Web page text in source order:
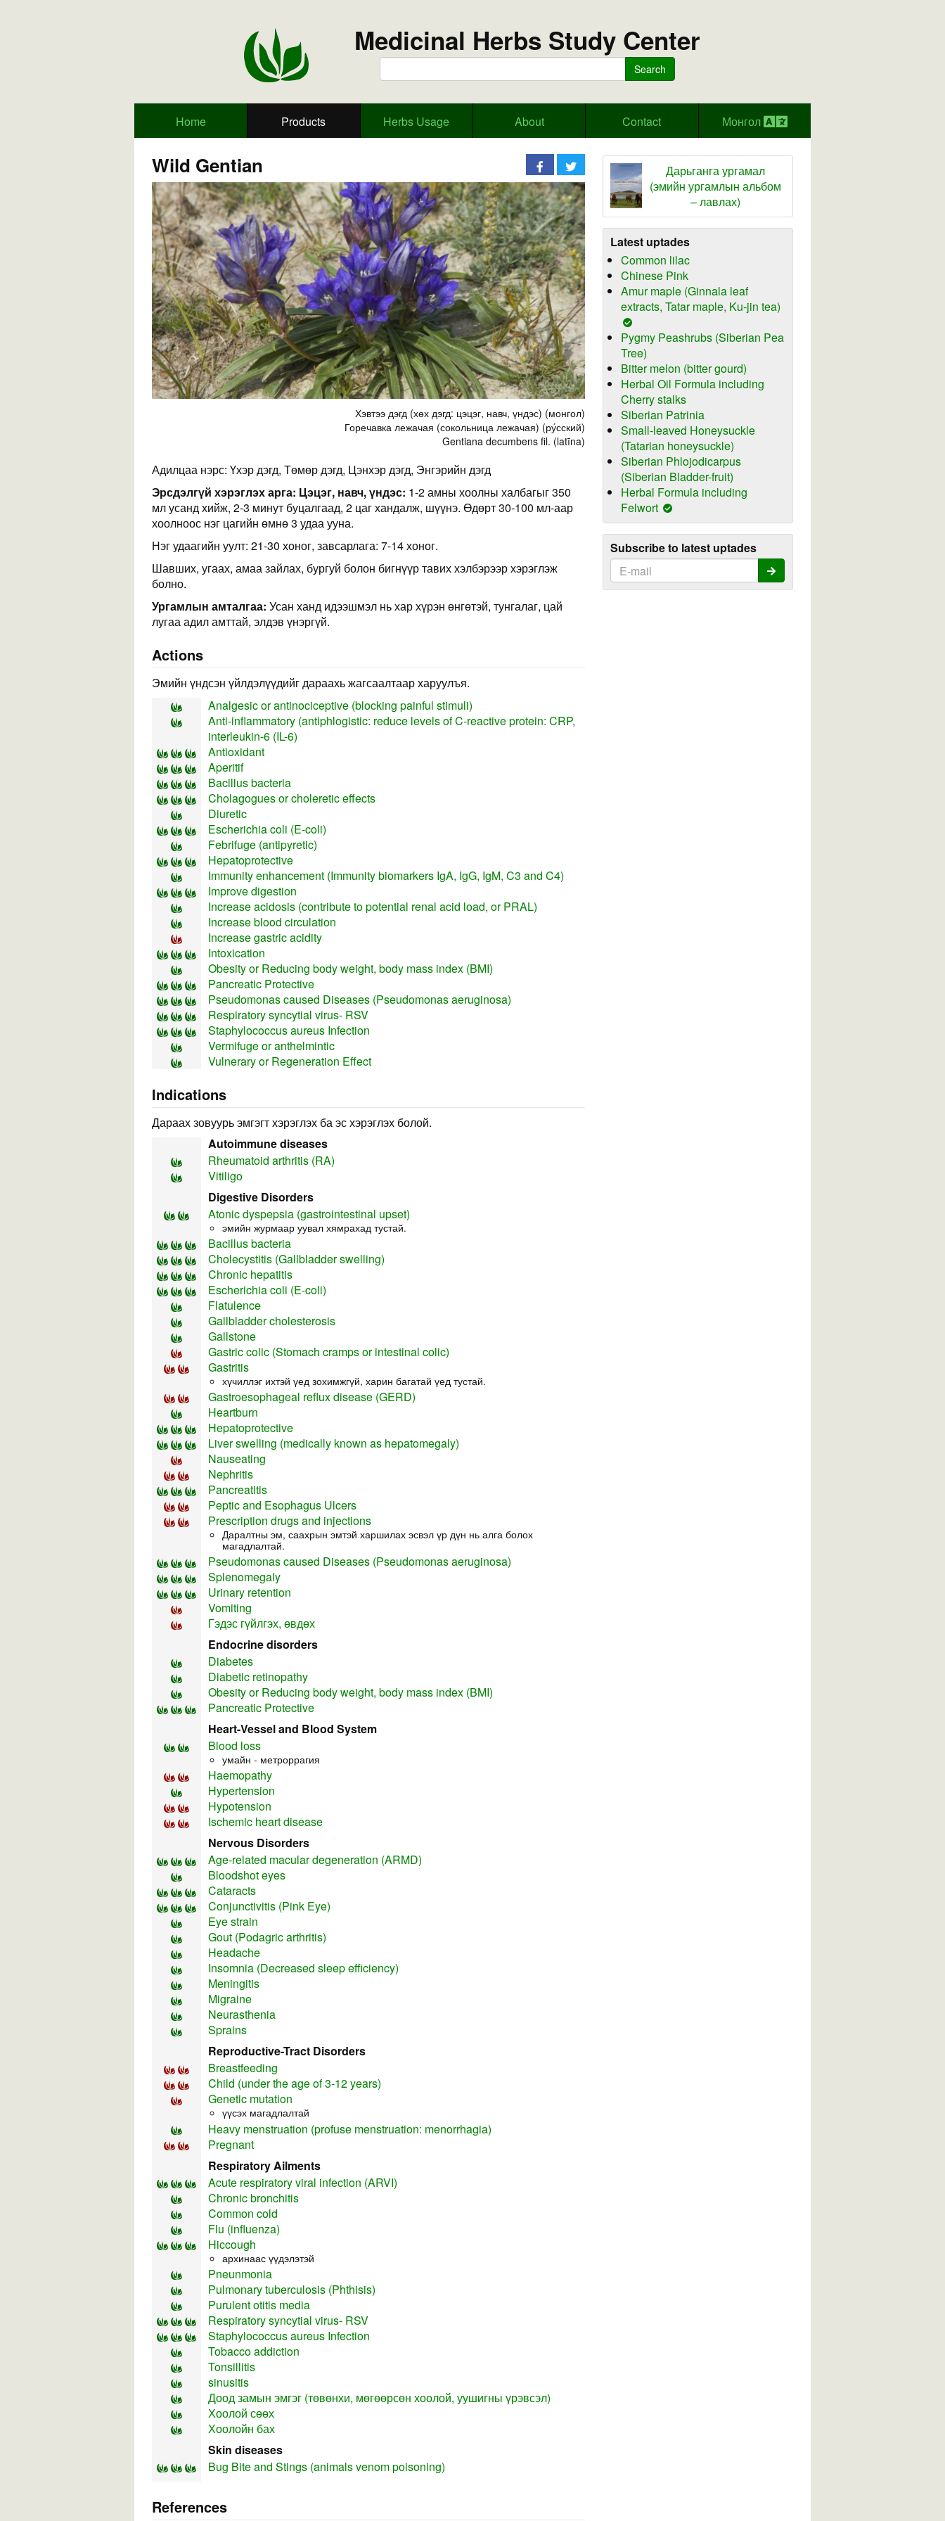
Medicinal Herbs Study Center
Search
Home Products Herbs Usage About Contact Монгол
Wild Gentian
Хэвтээ дэгд (хөх дэгд: цэцэг, навч, үндэс) (монгол)
Горечавка лежачая (сокольница лежачая) (ру́сский)
Gentiana decumbens fil. (latīna)
Адилцаа нэрс: Үхэр дэгд, Төмөр дэгд, Цэнхэр дэгд, Энгэрийн дэгд
Эрсдэлгүй хэрэглэх арга: Цэцэг, навч, үндэс: 1-2 амны хоолны халбагыг 350
мл усанд хийж, 2-3 минут буцалгаад, 2 цаг хандалж, шүүнэ. Өдөрт 30-100 мл-аар
хоолноос нэг цагийн өмнө 3 удаа ууна.
Нэг удаагийн уулт: 21-30 хоног, завсарлага: 7-14 хоног.
Шавших, угаах, амаа зайлах, бургуй болон бигнүүр тавих хэлбэрээр хэрэглэж
болно.
Ургамлын амталгаа: Усан ханд идээшмэл нь хар хүрэн өнгөтэй, тунгалаг, цай
лугаа адил амттай, элдэв үнэргүй.
Actions
Эмийн үндсэн үйлдэлүүдийг дараахь жагсаалтаар харуулъя.
Analgesic or antinociceptive (blocking painful stimuli)
Anti-inflammatory (antiphlogistic: reduce levels of C-reactive protein: CRP,
interleukin-6 (IL-6)
Antioxidant
Aperitif
Bacillus bacteria
Cholagogues or choleretic effects
Diuretic
Escherichia coli (E-coli)
Febrifuge (antipyretic)
Hepatoprotective
Immunity enhancement (Immunity biomarkers IgA, IgG, IgM, C3 and C4)
Improve digestion
Increase acidosis (contribute to potential renal acid load, or PRAL)
Increase blood circulation
Increase gastric acidity
Intoxication
Obesity or Reducing body weight, body mass index (BMI)
Pancreatic Protective
Pseudomonas caused Diseases (Pseudomonas aeruginosa)
Respiratory syncytial virus- RSV
Staphylococcus aureus Infection
Vermifuge or anthelmintic
Vulnerary or Regeneration Effect
Indications
Дараах зовуурь эмгэгт хэрэглэх ба эс хэрэглэх болой.
Autoimmune diseases
Rheumatoid arthritis (RA)
Vitiligo
Digestive Disorders
Atonic dyspepsia (gastrointestinal upset)
эмийн журмаар уувал хямрахад тустай.
Bacillus bacteria
Cholecystitis (Gallbladder swelling)
Chronic hepatitis
Escherichia coli (E-coli)
Flatulence
Gallbladder cholesterosis
Gallstone
Gastric colic (Stomach cramps or intestinal colic)
Gastritis
хүчиллэг ихтэй үед зохимжгүй, харин багатай үед тустай.
Gastroesophageal reflux disease (GERD)
Heartburn
Hepatoprotective
Liver swelling (medically known as hepatomegaly)
Nauseating
Nephritis
Pancreatitis
Peptic and Esophagus Ulcers
Prescription drugs and injections
Даралтны эм, саахрын эмтэй харшилах эсвэл үр дүн нь алга болох
магадлалтай.
Pseudomonas caused Diseases (Pseudomonas aeruginosa)
Splenomegaly
Urinary retention
Vomiting
Гэдэс гүйлгэх, өвдөх
Endocrine disorders
Diabetes
Diabetic retinopathy
Obesity or Reducing body weight, body mass index (BMI)
Pancreatic Protective
Heart-Vessel and Blood System
Blood loss
умайн - метроррагия
Haemopathy
Hypertension
Hypotension
Ischemic heart disease
Nervous Disorders
Age-related macular degeneration (ARMD)
Bloodshot eyes
Cataracts
Conjunctivitis (Pink Eye)
Eye strain
Gout (Podagric arthritis)
Headache
Insomnia (Decreased sleep efficiency)
Meningitis
Migraine
Neurasthenia
Sprains
Reproductive-Tract Disorders
Breastfeeding
Child (under the age of 3-12 years)
Genetic mutation
үүсэх магадлалтай
Heavy menstruation (profuse menstruation: menorrhagia)
Pregnant
Respiratory Ailments
Acute respiratory viral infection (ARVI)
Chronic bronchitis
Common cold
Flu (influenza)
Hiccough
архинаас үүдэлэтэй
Pneunmonia
Pulmonary tuberculosis (Phthisis)
Purulent otitis media
Respiratory syncytial virus- RSV
Staphylococcus aureus Infection
Tobacco addiction
Tonsillitis
sinusitis
Доод замын эмгэг (төвөнхи, мөгөөрсөн хоолой, уушигны үрэвсэл)
Хоолой сөөх
Хоолойн бах
Skin diseases
Bug Bite and Stings (animals venom poisoning)
References
Дарьганга ургамал
(эмийн ургамлын альбом
– лавлах)
Latest uptades
Common lilac
Chinese Pink
Amur maple (Ginnala leaf
extracts, Tatar maple, Ku-jin tea)
Pygmy Peashrubs (Siberian Pea
Tree)
Bitter melon (bitter gourd)
Herbal Oil Formula including
Cherry stalks
Siberian Patrinia
Small-leaved Honeysuckle
(Tatarian honeysuckle)
Siberian Phlojodicarpus
(Siberian Bladder-fruit)
Herbal Formula including
Felwort
Subscribe to latest uptades